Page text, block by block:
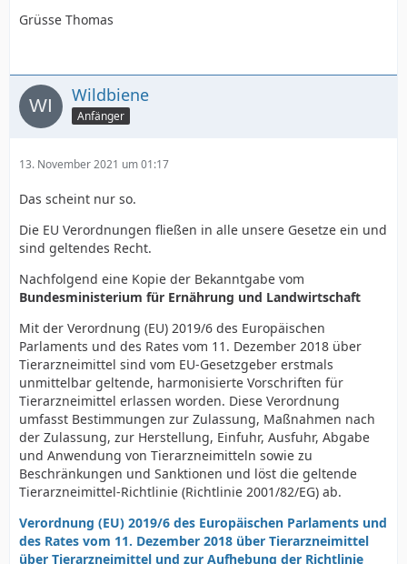
Grüsse Thomas
Wildbiene
Anfänger
13. November 2021 um 01:17
Das scheint nur so.
Die EU Verordnungen fließen in alle unsere Gesetze ein und
sind geltendes Recht.
Nachfolgend eine Kopie der Bekanntgabe vom
Bundesministerium für Ernährung und Landwirtschaft
Mit der Verordnung (EU) 2019/6 des Europäischen
Parlaments und des Rates vom 11. Dezember 2018 über
Tierarzneimittel sind vom EU-Gesetzgeber erstmals
unmittelbar geltende, harmonisierte Vorschriften für
Tierarzneimittel erlassen worden. Diese Verordnung
umfasst Bestimmungen zur Zulassung, Maßnahmen nach
der Zulassung, zur Herstellung, Einfuhr, Ausfuhr, Abgabe
und Anwendung von Tierarzneimitteln sowie zu
Beschränkungen und Sanktionen und löst die geltende
Tierarzneimittel-Richtlinie (Richtlinie 2001/82/EG) ab.
Verordnung (EU) 2019/6 des Europäischen Parlaments und
des Rates vom 11. Dezember 2018 über Tierarzneimittel
über Tierarzneimittel und zur Aufhebung der Richtlinie